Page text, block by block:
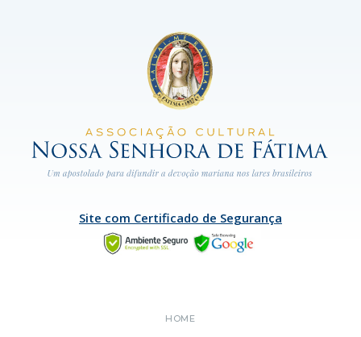
Site com Certificado de Segurança
HOME